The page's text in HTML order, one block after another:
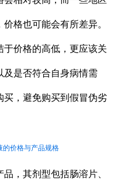
格也可能会有所差异。
于价格的高低，更应该关
及是否符合自身病情需
买，避免购买到假冒伪劣
的价格与产品规格
，其剂型包括肠溶片、